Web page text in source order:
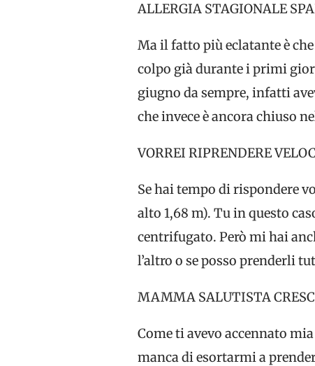
ALLERGIA STAGIONALE
Ma il fatto più eclatante è
colpo già durante i primi
giugno da sempre, infatti
che invece è ancora chiuso
VORREI RIPRENDERE
Se hai tempo di rispondere
alto 1,68 m). Tu in questo
centrifugato. Però mi hai
l’altro o se posso prenderli
MAMMA SALUTISTA
Come ti avevo accennato
manca di esortarmi a